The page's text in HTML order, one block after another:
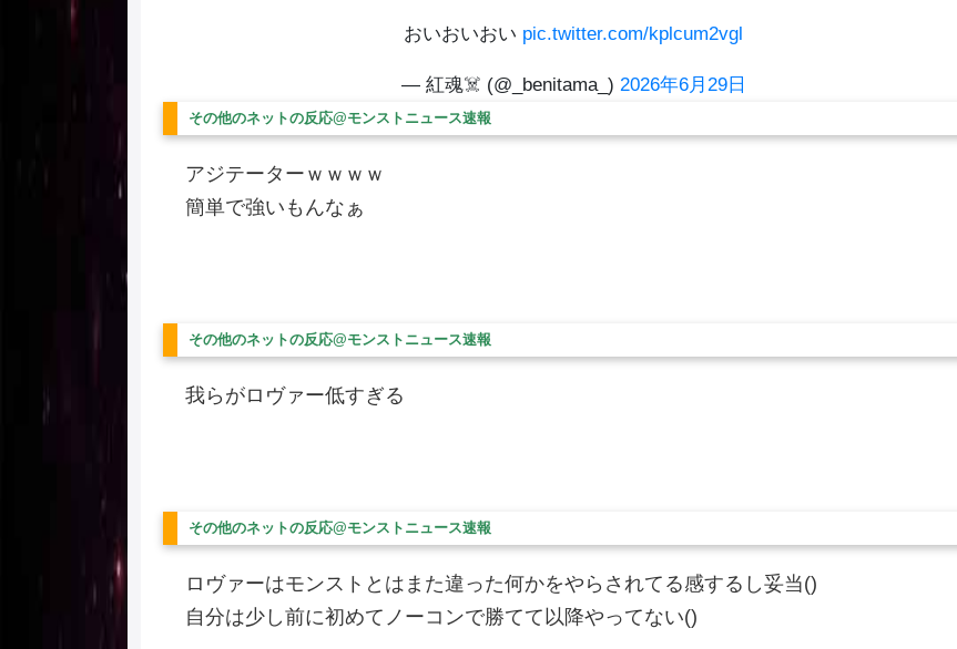
おいおいおい pic.twitter.com/kplcum2vgl
— 紅魂‍☠️ (@_benitama_) 2026年6月29日
その他のネットの反応@モンストニュース速報
アジテーターｗｗｗｗ
簡単で強いもんなぁ
その他のネットの反応@モンストニュース速報
我らがロヴァー低すぎる
その他のネットの反応@モンストニュース速報
ロヴァーはモンストとはまた違った何かをやらされてる感するし妥当()
自分は少し前に初めてノーコンで勝てて以降やってない()